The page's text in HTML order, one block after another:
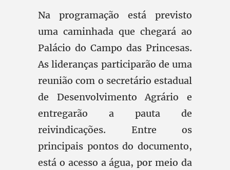
Na programação está previsto
uma caminhada que chegará ao
Palácio do Campo das Princesas.
As lideranças participarão de uma
reunião com o secretário estadual
de Desenvolvimento Agrário e
entregarão a pauta de
reivindicações. Entre os
principais pontos do documento,
está o acesso a água, por meio da